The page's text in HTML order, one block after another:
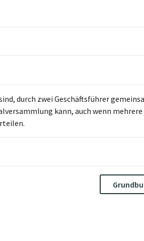
durch zwei Geschäftsführer
kann, auch wenn